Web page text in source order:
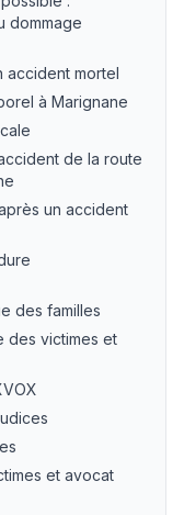
dommage
accident mortel
à Marignane
de la route
un accident
des familles
des victimes et
et avocat